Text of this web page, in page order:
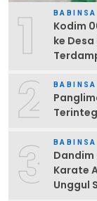
1 BABINSA
Kodim
ke
2 BABINSA
3 BABINSA
Dandim
Karate
Unggul